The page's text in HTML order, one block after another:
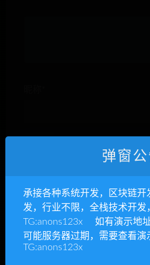
网站
弹窗公
承接各种系统开发，区块链
发，行业不限，全栈技术开发
TG:anons123x 如有演示地
可能服务器过期，需要查看演
TG:anons123x